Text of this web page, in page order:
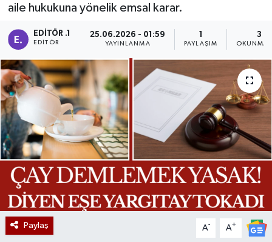
aile hukukuna yönelik emsal karar.
EDITÖR .1
EDITÖR
25.06.2026 - 01:59
YAYINLANMA PAYLAŞIM
3
OKUNMA
Paylaş A- A+
Sağlık
Siyaset
Spor
Yaşam
Gizlilik Sözleşmesi
İletişim